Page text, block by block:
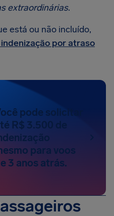
extraordinárias.
está ou não incluído,
por atraso
pode solicitar
R$ 3.500 de
para voos
3 anos atrás.